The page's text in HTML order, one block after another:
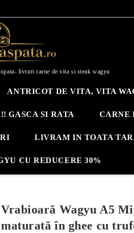
livrari carne de vita si steak wagyu
ANTRICOT DE VITA, VITA
GASCA SI RATA CARNE
LIVRAM IN TOATA
CU REDUCERE 30%
Vrabioară Wagyu A5
maturată în ghee cu